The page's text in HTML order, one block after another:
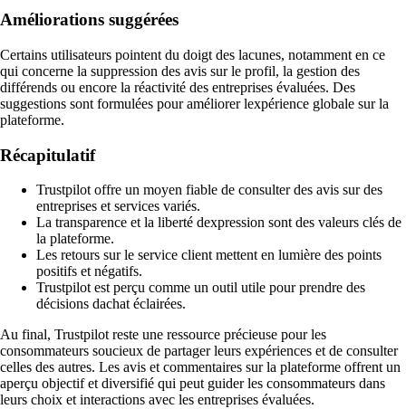
Améliorations suggérées
Certains utilisateurs pointent du doigt des lacunes, notamment en ce
qui concerne la suppression des avis sur le profil, la gestion des
différends ou encore la réactivité des entreprises évaluées. Des
suggestions sont formulées pour améliorer lexpérience globale sur la
plateforme.
Récapitulatif
Trustpilot offre un moyen fiable de consulter des avis sur des
entreprises et services variés.
La transparence et la liberté dexpression sont des valeurs clés de
la plateforme.
Les retours sur le service client mettent en lumière des points
positifs et négatifs.
Trustpilot est perçu comme un outil utile pour prendre des
décisions dachat éclairées.
Au final, Trustpilot reste une ressource précieuse pour les
consommateurs soucieux de partager leurs expériences et de consulter
celles des autres. Les avis et commentaires sur la plateforme offrent un
aperçu objectif et diversifié qui peut guider les consommateurs dans
leurs choix et interactions avec les entreprises évaluées.